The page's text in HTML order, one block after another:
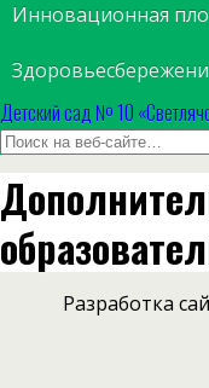
Инновационная
Детский сад № 10
Разработка